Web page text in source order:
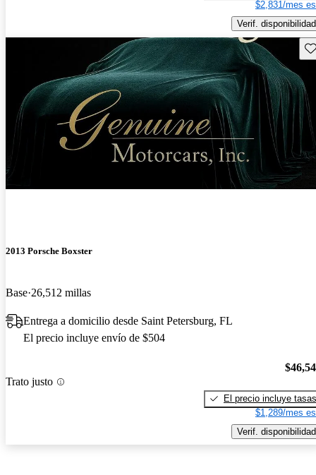
$2,831/mes
Verif. disponibilidad
2013 Porsche Boxster
Base 26,512 millas
Entrega a domicilio desde Saint Petersburg, FL
El precio incluye envío de $504
Trato justo
El precio incluye tasas
$1,289/mes
Verif. disponibilidad